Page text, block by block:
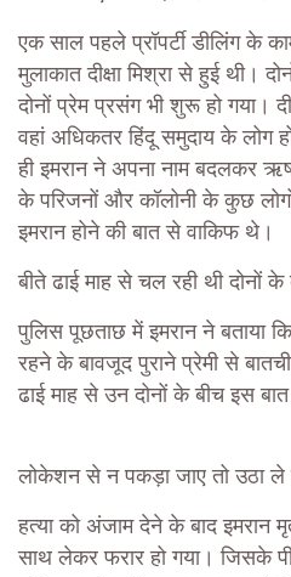
एक साल पहले प्रॉपर्टी डीलिंग के
मुलाकात दीक्षा मिश्रा से हुई थी।
दोनों प्रेम प्रसंग भी शुरू हो गया।
वहां अधिकतर हिंदू समुदाय के लोग
ही इमरान ने अपना नाम बदलकर
के परिजनों और कॉलोनी के कुछ
इमरान होने की बात से वाकिफ थे।
बीते ढाई माह से चल रही थी दोनों
पुलिस पूछताछ में इमरान ने बताया
रहने के बावजूद पुराने प्रेमी से
ढाई माह से उन दोनों के बीच इस
लोकेशन से न पकड़ा जाए तो उठा ले
हत्या को अंजाम देने के बाद इमरान
साथ लेकर फरार हो गया। जिसके